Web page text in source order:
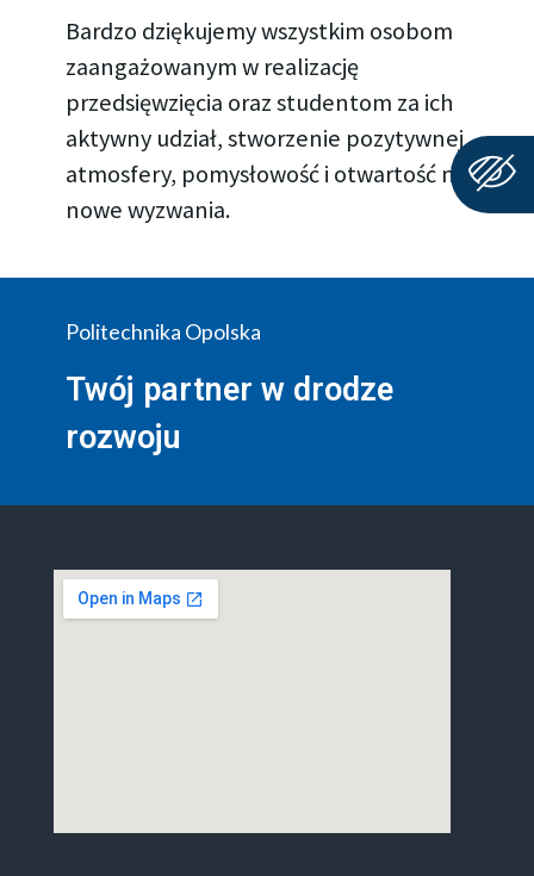
Bardzo dziękujemy wszystkim osobom
zaangażowanym w realizację
przedsięwzięcia oraz studentom za ich
aktywny udział, stworzenie pozytywnej
atmosfery, pomysłowość i otwartość na
nowe wyzwania.
Politechnika Opolska
Twój partner w drodze
rozwoju